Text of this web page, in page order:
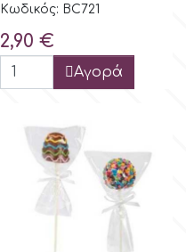
Κωδικός: BC721
Τιμή
2,90 €
Αγορά